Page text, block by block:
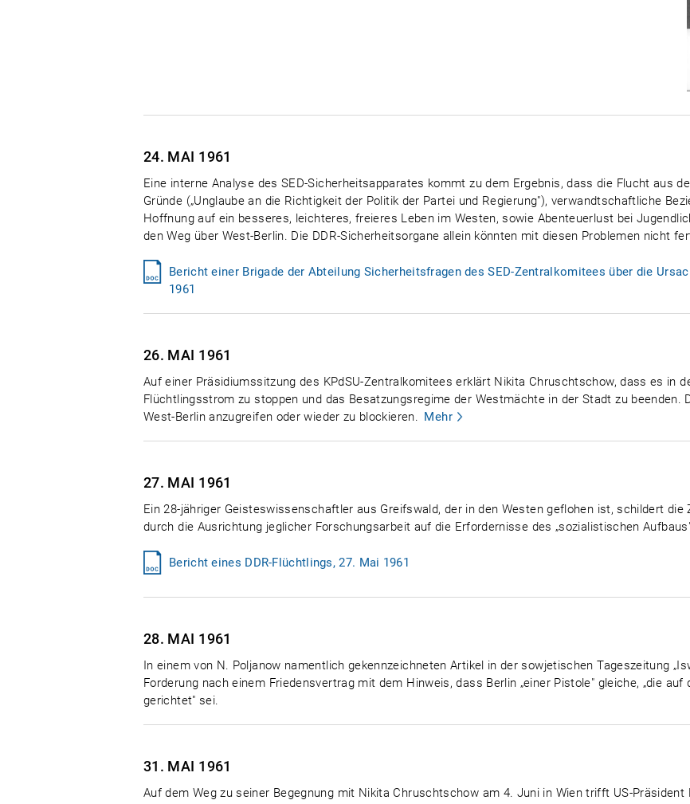
24. MAI 1961
Eine interne Analyse des SED-Sicherheitsapparates kommt zu dem Ergebnis, dass die Flucht aus
Gründe („Unglaube an die Richtigkeit der Politik der Partei und Regierung"), verwandtschaftliche
Hoffnung auf ein besseres, leichteres, freieres Leben im Westen, sowie Abenteuerlust bei
den Weg über West-Berlin. Die DDR-Sicherheitsorgane allein könnten mit diesen Problemen nicht
Bericht einer Brigade der Abteilung Sicherheitsfragen des SED-Zentralkomitees über die
1961
26. MAI 1961
Auf einer Präsidiumssitzung des KPdSU-Zentralkomitees erklärt Nikita Chruschtschow, dass es in
Flüchtlingsstrom zu stoppen und das Besatzungsregime der Westmächte in der Stadt zu beenden.
West-Berlin anzugreifen oder wieder zu blockieren. Mehr
27. MAI 1961
Ein 28-jähriger Geisteswissenschaftler aus Greifswald, der in den Westen geflohen ist, schildert
durch die Ausrichtung jeglicher Forschungsarbeit auf die Erfordernisse des „sozialistischen
Bericht eines DDR-Flüchtlings, 27. Mai 1961
28. MAI 1961
In einem von N. Poljanow namentlich gekennzeichneten Artikel in der sowjetischen Tageszeitung
Forderung nach einem Friedensvertrag mit dem Hinweis, dass Berlin „einer Pistole" gleiche, „die
gerichtet" sei.
31. MAI 1961
Auf dem Weg zu seiner Begegnung mit Nikita Chruschtschow am 4. Juni in Wien trifft US-